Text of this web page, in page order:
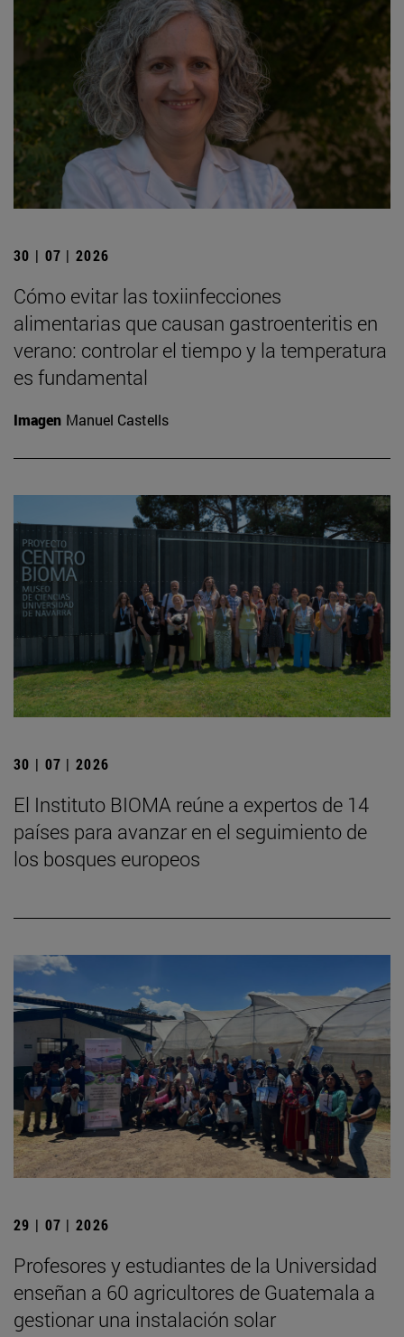
30 | 07 | 2026
Cómo evitar las toxiinfecciones
alimentarias que causan gastroenteritis en
verano: controlar el tiempo y la temperatura
es fundamental
Imagen Manuel Castells
30 | 07 | 2026
El Instituto BIOMA reúne a expertos de 14
países para avanzar en el seguimiento de
los bosques europeos
29 | 07 | 2026
Profesores y estudiantes de la Universidad
enseñan a 60 agricultores de Guatemala a
gestionar una instalación solar